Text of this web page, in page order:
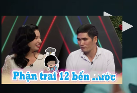
3:57